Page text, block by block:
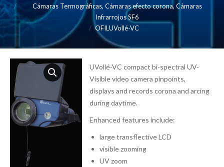
Cámaras Termográficas, Cámaras efecto corona, Cámaras
Infrarrojos SF6
OFILUVollé-VC
UVollé-VC compact bi-spectral UV-
Visible video camera pinpoints,
displays and records corona and arcing
during daytime.
Enhanced features include:
large transflective LCD
visible zooming
UV zoom